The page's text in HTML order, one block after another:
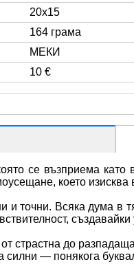
20x15
164 грама
МЕКИ
10 €
се възприема
което изисква
и точни. Всяка дума в
страстна до
силни — понякога